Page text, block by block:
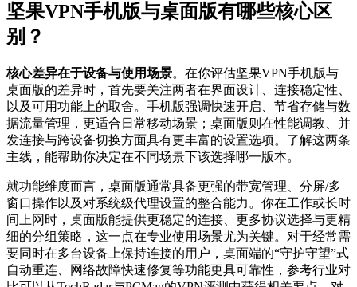
坚果VPN手机版与桌面版有哪些核心区
别？
核心差异在于设备与使用场景。在你评估坚果VPN手机版与
桌面版的差异时，首先要关注两者在界面设计、连接稳定性、
以及可用功能上的取舍。手机版强调快速开启、节省存储与数
据流量管理，更适合日常移动场景；桌面版则在性能调教、并
发连接与跨设备切换方面具有更丰富的设置选项。了解这两条
主线，能帮助你决定在不同场景下该选择哪一版本。
就功能维度而言，桌面版通常具备更强的带宽管理、分屏/多
窗口操作以及对系统级代理设置的整合能力。你在工作或长时
间上网时，桌面版能提供更稳定的连接、更多协议选择与更精
细的分组策略，这一点在专业使用场景尤为关键。对于经常需
要同时在多台设备上保持连接的用户，桌面端的“守护守望”式
自动重连、网络故障快速修复等功能更具可靠性，参考行业对